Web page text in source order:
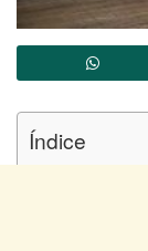
Índice